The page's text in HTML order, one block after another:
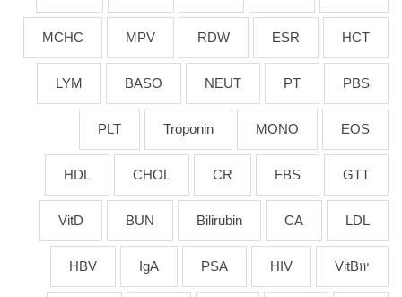
HCT
ESR
RDW
MPV
MCHC
PBS
PT
NEUT
BASO
LYM
EOS
MONO
Troponin
PLT
GTT
FBS
CR
CHOL
HDL
LDL
CA
Bilirubin
BUN
VitD
VitB12
HIV
PSA
IgA
HBV